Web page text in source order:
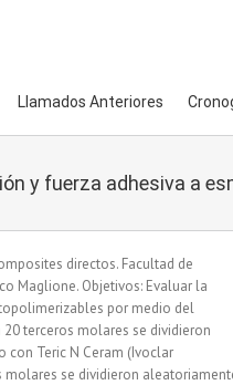
Llamados Anteriores
y fuerza adhesiva a
directos. Facultad de
Maglione. Objetivos: Evaluar la
por medio del
terceros molares se dividieron
con Teric N Ceram (Ivoclar
molares se dividieron